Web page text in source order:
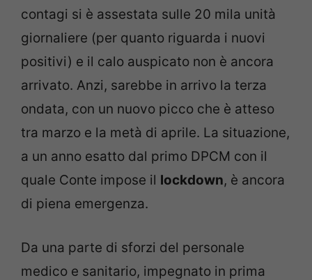
contagi si è assestata sulle 20 mila unità
giornaliere (per quanto riguarda i nuovi
positivi) e il calo auspicato non è ancora
arrivato. Anzi, sarebbe in arrivo la terza
ondata, con un nuovo picco che è atteso
tra marzo e la metà di aprile. La situazione,
a un anno esatto dal primo DPCM con il
quale Conte impose il lockdown, è ancora
di piena emergenza.
Da una parte di sforzi del personale
medico e sanitario, impegnato in prima